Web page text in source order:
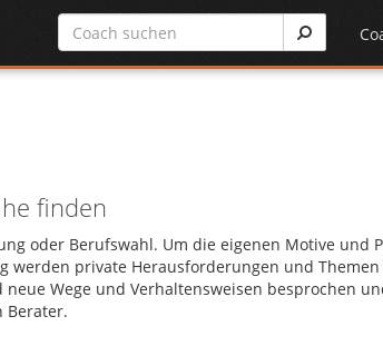
finden
oder Berufswahl. Um die eigenen Motive und
werden private Herausforderungen und
Wege und Verhaltensweisen besprochen
Berater.